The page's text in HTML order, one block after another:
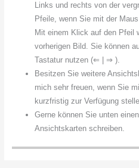
Links und rechts von der
Pfeile, wenn Sie mit der
Mit einem Klick auf den Pfeil
vorherigen Bild. Sie können
Tastatur nutzen (⇐ | ⇒ ).
Besitzen Sie weitere
mich sehr freuen, wenn Sie
kurzfristig zur Verfügung
Gerne können Sie unten
Ansichtskarten schreiben.